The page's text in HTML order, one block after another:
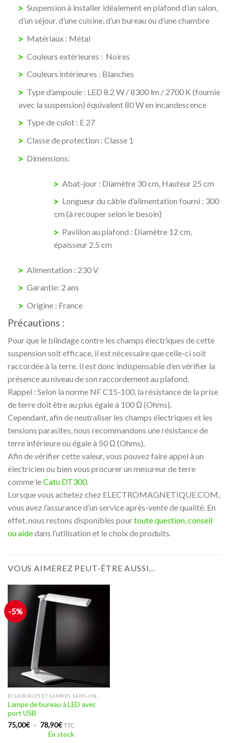
Suspension à installer idéalement en plafond d’un salon,
d’un séjour, d’une cuisine, d’un bureau ou d’une chambre
Matériaux : Métal
Couleurs extérieures : Noires
Couleurs intérieures : Blanches
Type d’ampoule : LED 8.2 W / 8300 lm / 2700 K (fournie
avec la suspension) équivalent 80 W en incandescence
Type de culot : E 27
Classe de protection : Classe 1
Dimensions:
Abat-jour : Diamètre 30 cm, Hauteur 25 cm
Longueur du câble d’alimentation fourni : 300
cm (à recouper selon le besoin)
Pavillon au plafond : Diamètre 12 cm,
épaisseur 2.5 cm
Alimentation : 230 V
Garantie: 2 ans
Origine : France
Précautions :
Pour que le blindage contre les champs électriques de cette
suspension soit efficace, il est nécessaire que celle-ci soit
raccordée à la terre. Il est donc indispensable d’en vérifier la
présence au niveau de son raccordement au plafond.
Rappel : Selon la norme NF C15-100, la résistance de la prise
de terre doit être au plus égale à 100 Ω (Ohms).
Cependant, afin de neutraliser les champs électriques et les
tensions parasites, nous recommandons une résistance de
terre inférieure ou égale à 50 Ω (Ohms).
Afin de vérifier cette valeur, vous pouvez faire appel à un
électricien ou bien vous procurer un mesureur de terre
comme leCatu DT300.
Lorsque vous achetez chez ELECTROMAGNETIQUE.COM,
vous avez l’assurance d’un service après-vente de qualité. En
effet, nous restons disponibles pourtoute question, conseil
ou aidedans l’utilisation et le choix de produits.
VOUS AIMEREZ PEUT-ÊTRE AUSSI…
-5%
Lampe de bureau à LED avec
port USB
75,00€ – 78,90€Plage
de
prix :
TTC
En stock
Ce
produit
a
plusieurs